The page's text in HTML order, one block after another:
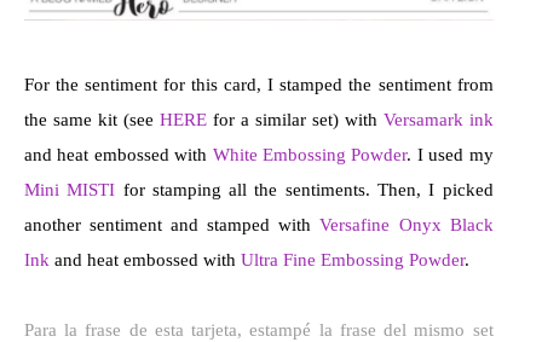
For the sentiment for this card, I stamped the sentiment from
the same kit (see HEREfor a similar set) with Versamark ink
and heat embossed with White Embossing Powder. I used my
Mini MISTI for stamping all the sentiments. Then, I picked
another sentiment and stamped withVersafine Onyx Black
Ink and heat embossed with Ultra Fine Embossing Powder.
Para la frase de esta tarjeta, estampé la frase del mismo set